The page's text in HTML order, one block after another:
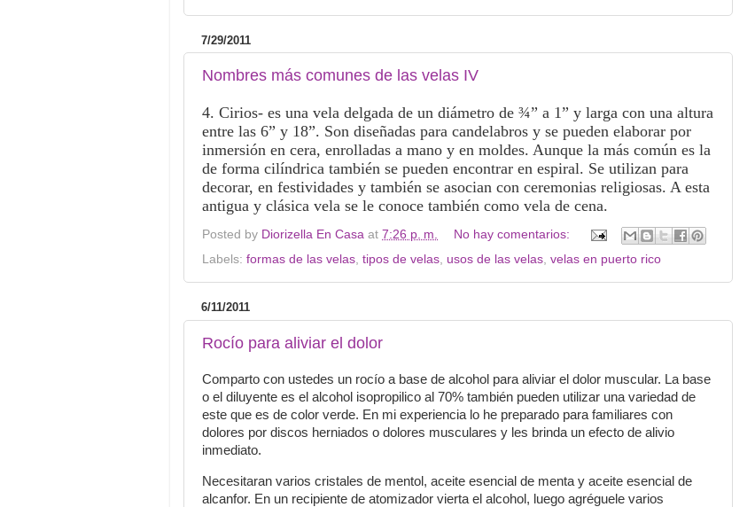
7/29/2011
Nombres más comunes de las velas IV
4. Cirios- es una vela delgada de un diámetro de ¾” a 1” y larga con una altura
entre las 6” y 18”. Son diseñadas para candelabros y se pueden elaborar por
inmersión en cera, enrolladas a mano y en moldes. Aunque la más común es la
de forma cilíndrica también se pueden encontrar en espiral. Se utilizan para
decorar, en festividades y también se asocian con ceremonias religiosas. A esta
antigua y clásica vela se le conoce también como vela de cena.
Posted by Diorizella En Casa at 7:26 p. m.
No hay comentarios:
Labels: formas de las velas, tipos de velas, usos de las velas, velas en puerto rico
6/11/2011
Rocío para aliviar el dolor
Comparto con ustedes un rocío a base de alcohol para aliviar el dolor muscular. La base
o el diluyente es el alcohol isopropilico al 70% también pueden utilizar una variedad de
este que es de color verde. En mi experiencia lo he preparado para familiares con
dolores por discos herniados o dolores musculares y les brinda un efecto de alivio
inmediato.
Necesitaran varios cristales de mentol, aceite esencial de menta y aceite esencial de
alcanfor. En un recipiente de atomizador vierta el alcohol, luego agréguele varios